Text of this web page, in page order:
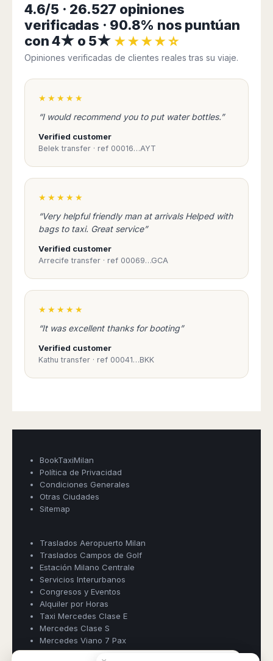
4.6/5 · 26.527 opiniones
verificadas · 90.8% nos puntúan
con 4★ o 5★ ★★★★☆
Opiniones verificadas de clientes reales tras su viaje.
★★★★★
“I would recommend you to put water bottles.”
Verified customer
Belek transfer · ref 00016…AYT
★★★★★
“Very helpful friendly man at arrivals Helped with
bags to taxi. Great service”
Verified customer
Arrecife transfer · ref 00069…GCA
★★★★★
“It was excellent thanks for booting”
Verified customer
Kathu transfer · ref 00041…BKK
BookTaxiMilan
Política de Privacidad
Condiciones Generales
Otras Ciudades
Sitemap
Traslados Aeropuerto Milan
Traslados Campos de Golf
Estación Milano Centrale
Servicios Interurbanos
Congresos y Eventos
Alquiler por Horas
Taxi Mercedes Clase E
Mercedes Clase S
Mercedes Viano 7 Pax
Support - usually replies in minutes
Book Taxi Group